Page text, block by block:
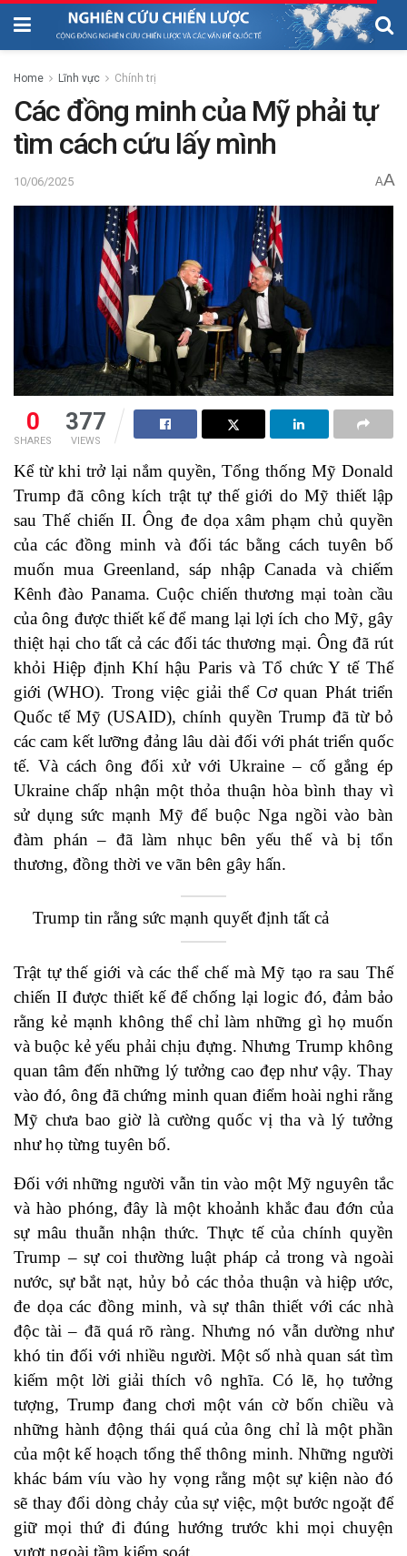
Home Lĩnh vực Chính trị
Các đồng minh của Mỹ phải tự
tìm cách cứu lấy mình
10/06/2025 AA
0
SHARES
377
VIEWS
Kể từ khi trở lại nắm quyền, Tổng thống Mỹ Donald
Trump đã công kích trật tự thế giới do Mỹ thiết lập
sau Thế chiến II. Ông đe dọa xâm phạm chủ quyền
của các đồng minh và đối tác bằng cách tuyên bố
muốn mua Greenland, sáp nhập Canada và chiếm
Kênh đào Panama. Cuộc chiến thương mại toàn cầu
của ông được thiết kế để mang lại lợi ích cho Mỹ, gây
thiệt hại cho tất cả các đối tác thương mại. Ông đã rút
khỏi Hiệp định Khí hậu Paris và Tổ chức Y tế Thế
giới (WHO). Trong việc giải thể Cơ quan Phát triển
Quốc tế Mỹ (USAID), chính quyền Trump đã từ bỏ
các cam kết lưỡng đảng lâu dài đối với phát triển quốc
tế. Và cách ông đối xử với Ukraine – cố gắng ép
Ukraine chấp nhận một thỏa thuận hòa bình thay vì
sử dụng sức mạnh Mỹ để buộc Nga ngồi vào bàn
đàm phán – đã làm nhục bên yếu thế và bị tổn
thương, đồng thời ve vãn bên gây hấn.
Trump tin rằng sức mạnh quyết định tất cả
Trật tự thế giới và các thể chế mà Mỹ tạo ra sau Thế
chiến II được thiết kế để chống lại logic đó, đảm bảo
rằng kẻ mạnh không thể chỉ làm những gì họ muốn
và buộc kẻ yếu phải chịu đựng. Nhưng Trump không
quan tâm đến những lý tưởng cao đẹp như vậy. Thay
vào đó, ông đã chứng minh quan điểm hoài nghi rằng
Mỹ chưa bao giờ là cường quốc vị tha và lý tưởng
như họ từng tuyên bố.
Đối với những người vẫn tin vào một Mỹ nguyên tắc
và hào phóng, đây là một khoảnh khắc đau đớn của
sự mâu thuẫn nhận thức. Thực tế của chính quyền
Trump – sự coi thường luật pháp cả trong và ngoài
nước, sự bắt nạt, hủy bỏ các thỏa thuận và hiệp ước,
đe dọa các đồng minh, và sự thân thiết với các nhà
độc tài – đã quá rõ ràng. Nhưng nó vẫn dường như
khó tin đối với nhiều người. Một số nhà quan sát tìm
kiếm một lời giải thích vô nghĩa. Có lẽ, họ tưởng
tượng, Trump đang chơi một ván cờ bốn chiều và
những hành động thái quá của ông chỉ là một phần
của một kế hoạch tổng thể thông minh. Những người
khác bám víu vào hy vọng rằng một sự kiện nào đó
sẽ thay đổi dòng chảy của sự việc, một bước ngoặt để
giữ mọi thứ đi đúng hướng trước khi mọi chuyện
vượt ngoài tầm kiểm soát.